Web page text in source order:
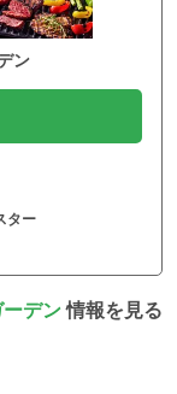
ン
ター
デン情報を見る